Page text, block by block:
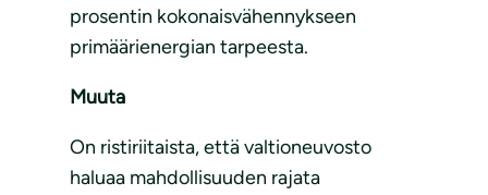
prosentin kokonaisvähennykseen
primäärienergian tarpeesta.
Muuta
On ristiriitaista, että valtioneuvosto
haluaa mahdollisuuden rajata